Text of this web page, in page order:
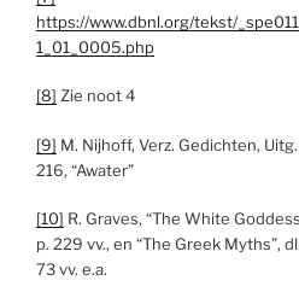
https://www.dbnl.org/tekst/
1_01_0005.php
[8] Zie noot 4
[9] M. Nijhoff, Verz. Gedichten,
216, “Awater”
[10] R. Graves, “The White
p. 229 vv., en “The Greek Myths”,
73 vv. e.a.